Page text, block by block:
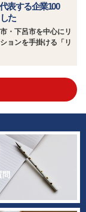
表する企業100
た
・下呂市を中心にリ
ョンを手掛ける「リ
問